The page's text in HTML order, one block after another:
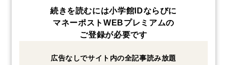
続きを読むには小学館IDならびに
マネーポストWEBプレミアムの
ご登録が必要です
広告なしでサイト内の全記事読み放題